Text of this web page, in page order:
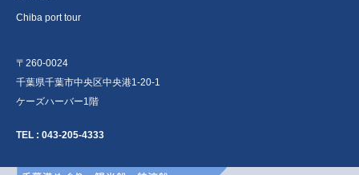
Chiba port tour
〒260-0024
千葉県千葉市中央区中央港1-20-1
ケーズハーバー1階
TEL : 043-205-4333